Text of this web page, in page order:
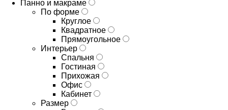
Панно и макраме
По форме
Круглое
Квадратное
Прямоугольное
Интерьер
Спальня
Гостиная
Прихожая
Офис
Кабинет
Размер